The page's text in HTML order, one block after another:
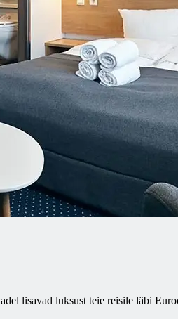
lisavad luksust teie reisile läbi